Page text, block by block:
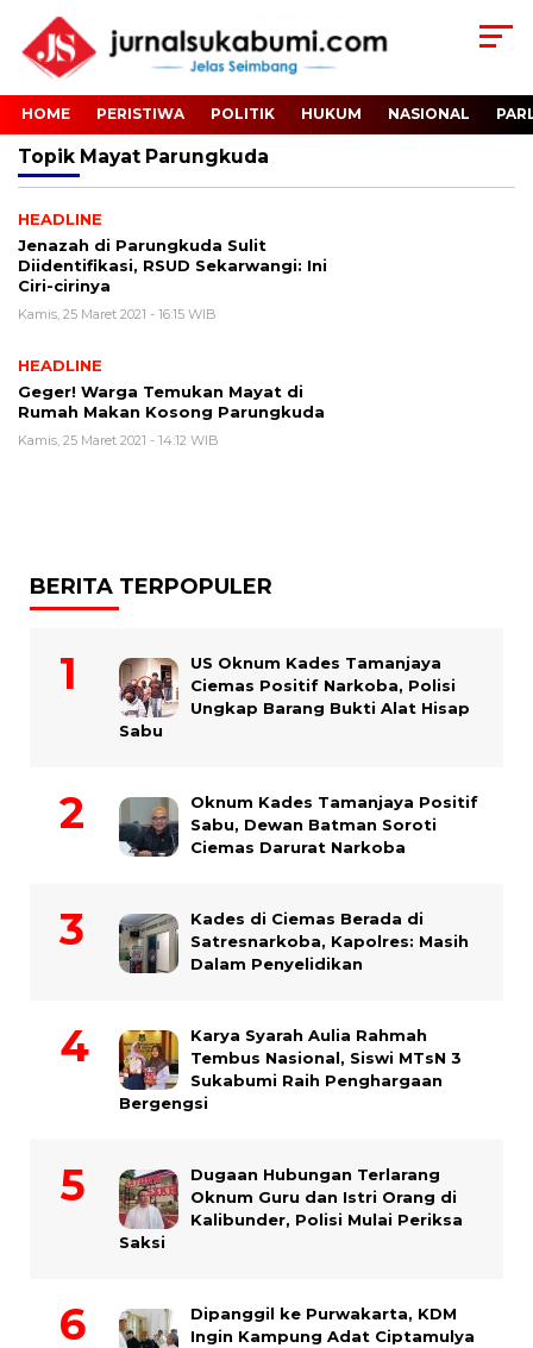
HOME PERISTIWA POLITIK HUKUM NASIONAL
Topik Mayat Parungkuda
HEADLINE
Jenazah di Parungkuda Sulit
Diidentifikasi, RSUD Sekarwangi: Ini
Ciri-cirinya
Kamis, 25 Maret 2021 - 16:15 WIB
HEADLINE
Geger! Warga Temukan Mayat di
Rumah Makan Kosong Parungkuda
Kamis, 25 Maret 2021 - 14:12 WIB
BERITA TERPOPULER
US Oknum Kades Tamanjaya
Ciemas Positif Narkoba, Polisi
Ungkap Barang Bukti Alat Hisap
Sabu
Oknum Kades Tamanjaya Positif
Sabu, Dewan Batman Soroti
Ciemas Darurat Narkoba
Kades di Ciemas Berada di
Satresnarkoba, Kapolres: Masih
Dalam Penyelidikan
Karya Syarah Aulia Rahmah
Tembus Nasional, Siswi MTsN 3
Sukabumi Raih Penghargaan
Bergengsi
Dugaan Hubungan Terlarang
Oknum Guru dan Istri Orang di
Kalibunder, Polisi Mulai Periksa
Saksi
Dipanggil ke Purwakarta, KDM
Ingin Kampung Adat Ciptamulya